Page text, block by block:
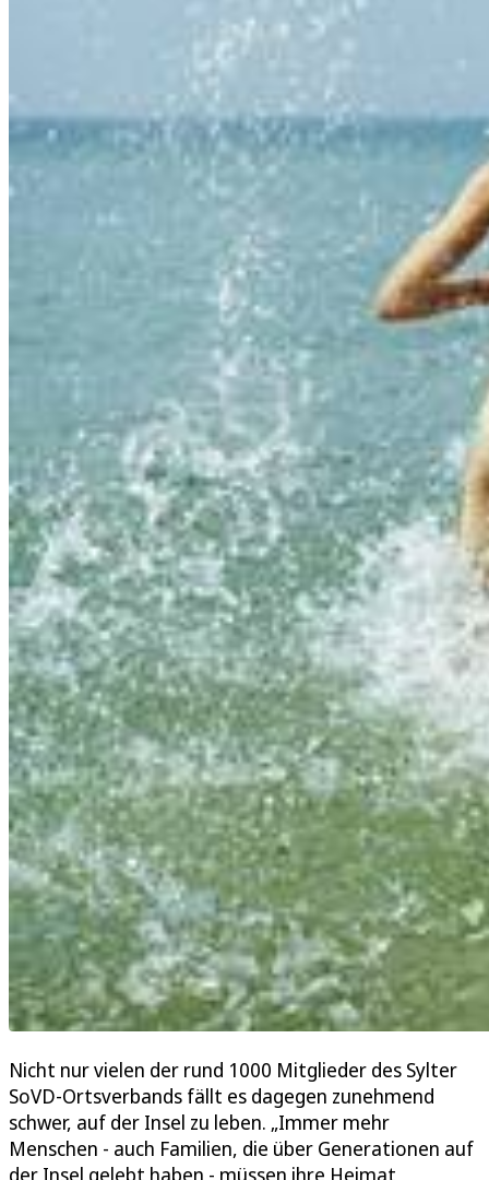
Nicht nur vielen der rund 1000 Mitglieder des Sylter
SoVD-Ortsverbands fällt es dagegen zunehmend
schwer, auf der Insel zu leben. „Immer mehr
Menschen - auch Familien, die über Generationen auf